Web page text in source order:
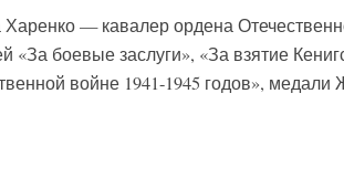
— кавалер ордена
«За боевые заслуги», «За взятие
войне 1941-1945 годов»,